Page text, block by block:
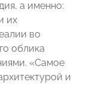
а именно:
их
во
облика
«Самое
и